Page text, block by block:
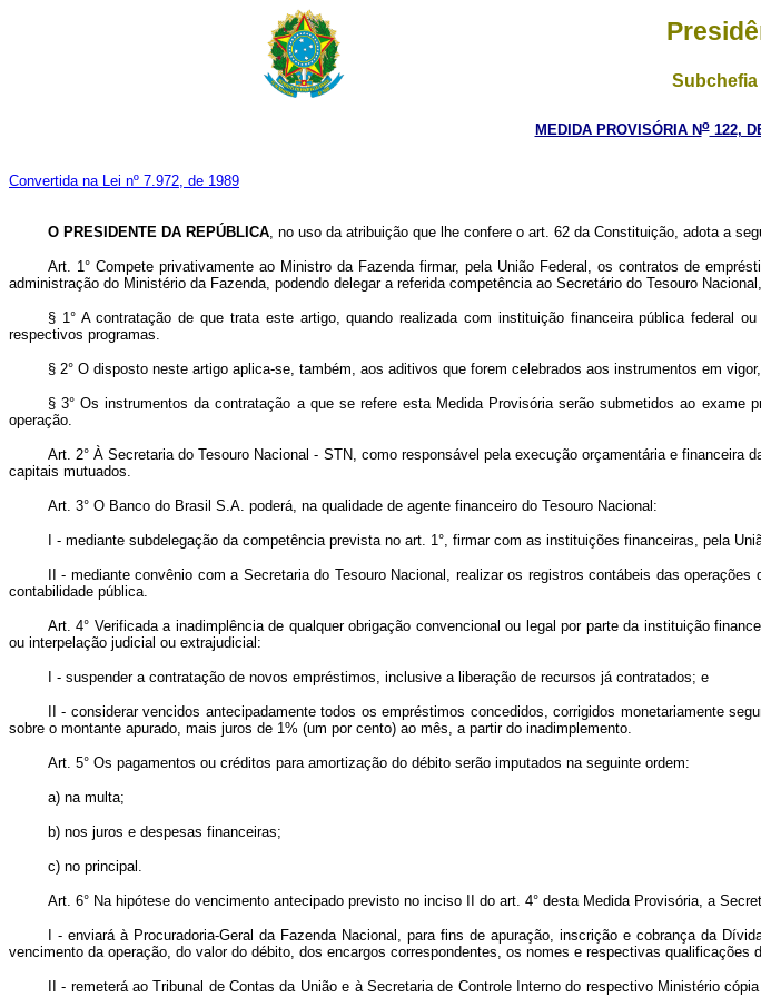
MEDIDA PROVISÓRIA No122,
Convertida na Lei nº 7.972, de 1989
O PRESIDENTE DA REPÚBLICA, no uso da atribuição que lhe confere o art. 62 da Constituição, adota a
Art. 1° Compete privativamente ao Ministro da Fazenda firmar, pela União Federal, os contratos de
administração do Ministério da Fazenda, podendo delegar a referida competência ao Secretário do Tesouro
§ 1° A contratação de que trata este artigo, quando realizada com instituição financeira pública federal
respectivos programas.
§ 2° O disposto neste artigo aplica-se, também, aos aditivos que forem celebrados aos instrumentos em
§ 3° Os instrumentos da contratação a que se refere esta Medida Provisória serão submetidos ao
operação.
Art. 2° À Secretaria do Tesouro Nacional - STN, como responsável pela execução orçamentária e
capitais mutuados.
Art. 3° O Banco do Brasil S.A. poderá, na qualidade de agente financeiro do Tesouro Nacional:
I - mediante subdelegação da competência prevista no art. 1°, firmar com as instituições financeiras, pela
II - mediante convênio com a Secretaria do Tesouro Nacional, realizar os registros contábeis das
contabilidade pública.
Art. 4° Verificada a inadimplência de qualquer obrigação convencional ou legal por parte da instituição
ou interpelação judicial ou extrajudicial:
I - suspender a contratação de novos empréstimos, inclusive a liberação de recursos já contratados; e
II - considerar vencidos antecipadamente todos os empréstimos concedidos, corrigidos monetariamente
sobre o montante apurado, mais juros de 1% (um por cento) ao mês, a partir do inadimplemento.
Art. 5° Os pagamentos ou créditos para amortização do débito serão imputados na seguinte ordem:
a) na multa;
b) nos juros e despesas financeiras;
c) no principal.
Art. 6° Na hipótese do vencimento antecipado previsto no inciso II do art. 4° desta Medida Provisória, a
I - enviará à Procuradoria-Geral da Fazenda Nacional, para fins de apuração, inscrição e cobrança da
vencimento da operação, do valor do débito, dos encargos correspondentes, os nomes e respectivas
II - remeterá ao Tribunal de Contas da União e à Secretaria de Controle Interno do respectivo Ministério